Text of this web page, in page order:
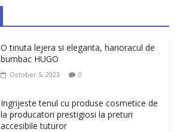
O tinuta lejera si eleganta, hanoracul de
bumbac HUGO
October 5, 2023 0
Ingrijeste tenul cu produse cosmetice de
la producatori prestigiosi la preturi
accesibile tuturor